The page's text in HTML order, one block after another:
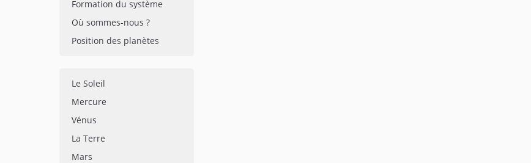
Formation du système
Où sommes-nous ?
Position des planètes
Le Soleil
Mercure
Vénus
La Terre
Mars